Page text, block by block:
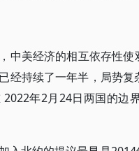
中美经济的相互依存性
经持续了一年半，局势
年2月24日两国的边